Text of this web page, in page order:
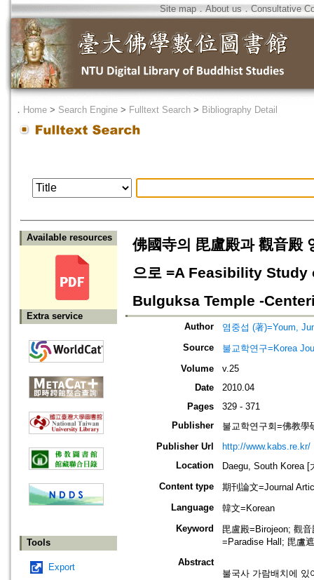
Site map．About us ． Consultative
． Home > Search Engine > Fulltext Search > Bibliography Detail
Available resources
Extra service
Tools
Export
佛國寺의 毘盧殿과 觀音殿
으로 =A Feasibility
Bulguksa Temple -
Author
염중섭 (著)=Youm,
Source
불교학연구=Korea
Volume
v.25
Date
2010.04
Pages
329 - 371
Publisher
불교학연구회=佛教學
Publisher Url
http://www.kabs.re.kr/
Location
Daegu, South Korea [
Content type
期刊論文=Journal
Language
韓文=Korean
Keyword
毘盧殿=Birojeon; 觀
=Paradise Hall; 毘盧
Abstract
불국사 가람배치에